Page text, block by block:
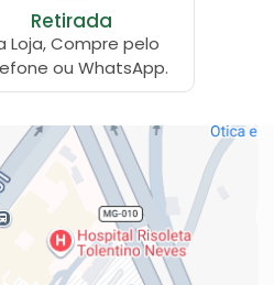
Retirada
Loja, Compre pelo
ou WhatsApp.